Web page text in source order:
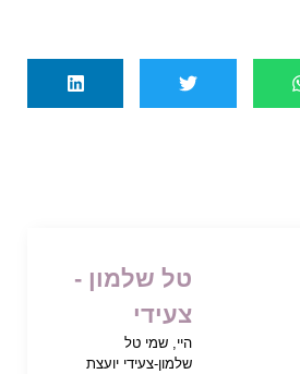
טל שלמון -
צעידי
היי, שמי טל
שלמון-צעידי יועצת